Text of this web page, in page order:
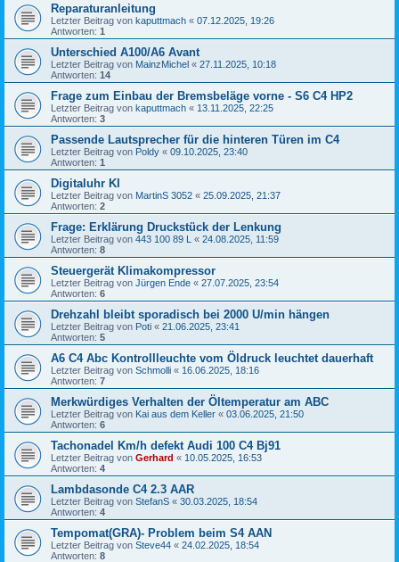
Reparaturanleitung
Letzter Beitrag von kaputtmach « 07.12.2025, 19:26
Antworten: 1
Unterschied A100/A6 Avant
Letzter Beitrag von MainzMichel « 27.11.2025, 10:18
Antworten: 14
Frage zum Einbau der Bremsbeläge vorne - S6 C4 HP2
Letzter Beitrag von kaputtmach « 13.11.2025, 22:25
Antworten: 3
Passende Lautsprecher für die hinteren Türen im C4
Letzter Beitrag von Poldy « 09.10.2025, 23:40
Antworten: 1
Digitaluhr KI
Letzter Beitrag von MartinS 3052 « 25.09.2025, 21:37
Antworten: 2
Frage: Erklärung Druckstück der Lenkung
Letzter Beitrag von 443 100 89 L « 24.08.2025, 11:59
Antworten: 8
Steuergerät Klimakompressor
Letzter Beitrag von Jürgen Ende « 27.07.2025, 23:54
Antworten: 6
Drehzahl bleibt sporadisch bei 2000 U/min hängen
Letzter Beitrag von Poti « 21.06.2025, 23:41
Antworten: 5
A6 C4 Abc Kontrollleuchte vom Öldruck leuchtet dauerhaft
Letzter Beitrag von Schmolli « 16.06.2025, 18:16
Antworten: 7
Merkwürdiges Verhalten der Öltemperatur am ABC
Letzter Beitrag von Kai aus dem Keller « 03.06.2025, 21:50
Antworten: 6
Tachonadel Km/h defekt Audi 100 C4 Bj91
Letzter Beitrag von Gerhard « 10.05.2025, 16:53
Antworten: 4
Lambdasonde C4 2.3 AAR
Letzter Beitrag von StefanS « 30.03.2025, 18:54
Antworten: 4
Tempomat(GRA)- Problem beim S4 AAN
Letzter Beitrag von Steve44 « 24.02.2025, 18:54
Antworten: 8